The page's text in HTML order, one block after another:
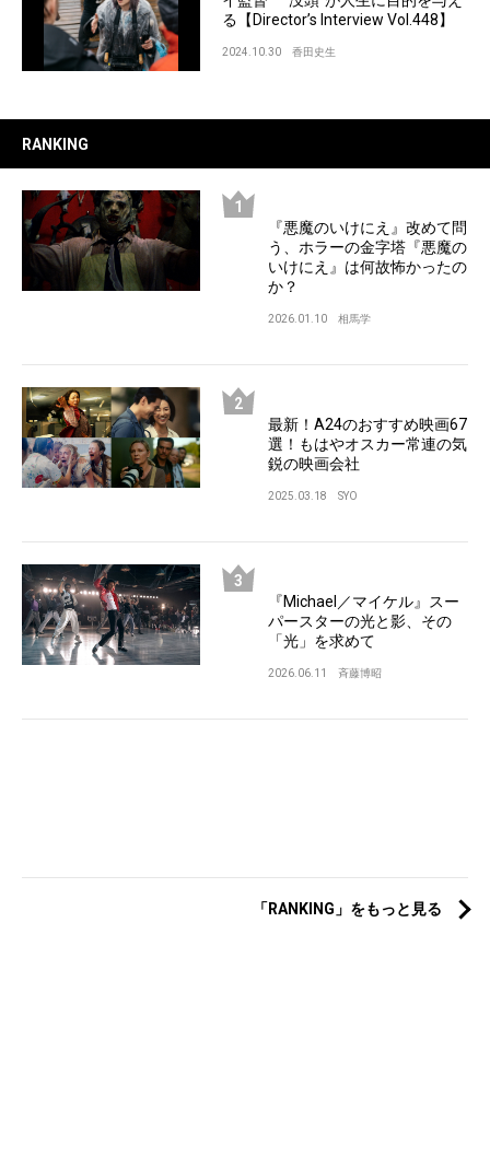
る【Director’s Interview Vol.448】
2024.10.30 香田史生
RANKING
『悪魔のいけにえ』改めて問
う、ホラーの金字塔『悪魔の
いけにえ』は何故怖かったの
か？
2026.01.10 相馬学
最新！A24のおすすめ映画67
選！もはやオスカー常連の気
鋭の映画会社
2025.03.18 SYO
『Michael／マイケル』スー
パースターの光と影、その
「光」を求めて
2026.06.11 斉藤博昭
「RANKING」をもっと見る